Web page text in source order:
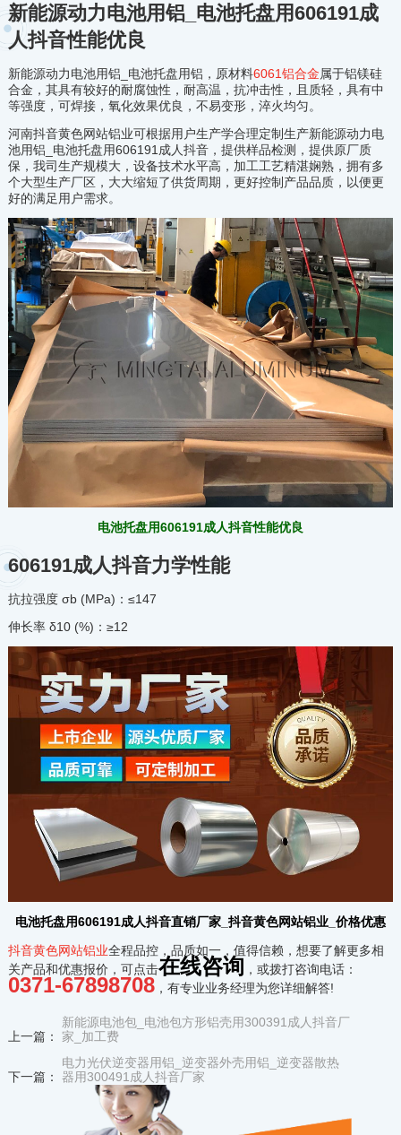
新能源动力电池用铝_电池托盘用606191成
人抖音性能优良
新能源动力电池用铝_电池托盘用铝，原材料6061铝合金属于铝镁硅
合金，其具有较好的耐腐蚀性，耐高温，抗冲击性，且质轻，具有中
等强度，可焊接，氧化效果优良，不易变形，淬火均匀。
河南抖音黄色网站铝业可根据用户生产学合理定制生产新能源动力电
池用铝_电池托盘用606191成人抖音，提供样品检测，提供原厂质
保，我司生产规模大，设备技术水平高，加工工艺精湛娴熟，拥有多
个大型生产厂区，大大缩短了供货周期，更好控制产品品质，以便更
好的满足用户需求。
电池托盘用606191成人抖音性能优良
606191成人抖音力学性能
抗拉强度 σb (MPa)：≤147
伸长率 δ10 (%)：≥12
电池托盘用606191成人抖音直销厂家_抖音黄色网站铝业_价格优惠
抖音黄色网站铝业全程品控，品质如一，值得信赖，想要了解更多相
关产品和优惠报价，可点击在线咨询 ，或拨打咨询电话：
0371-67898708，有专业业务经理为您详细解答!
上一篇：
新能源电池包_电池包方形铝壳用300391成人抖音厂
家_加工费
下一篇：
电力光伏逆变器用铝_逆变器外壳用铝_逆变器散热
器用300491成人抖音厂家